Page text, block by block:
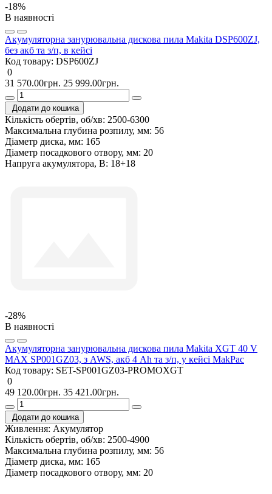
-18%
В наявності
Акумуляторна занурювальна дискова пила Makita DSP600ZJ,
без акб та з/п, в кейсі
Код товару: DSP600ZJ
0
31 570.00грн. 25 999.00грн.
Додати до кошика
Кількість обертів, об/хв: 2500-6300
Максимальна глубина розпилу, мм: 56
Діаметр диска, мм: 165
Діаметр посадкового отвору, мм: 20
Напруга акумулятора, В: 18+18
-28%
В наявності
Акумуляторна занурювальна дискова пила Makita XGT 40 V
MAX SP001GZ03, з AWS, акб 4 Ah та з/п, у кейсі MakPac
Код товару: SET-SP001GZ03-PROMOXGT
0
49 120.00грн. 35 421.00грн.
Додати до кошика
Живлення: Акумулятор
Кількість обертів, об/хв: 2500-4900
Максимальна глубина розпилу, мм: 56
Діаметр диска, мм: 165
Діаметр посадкового отвору, мм: 20